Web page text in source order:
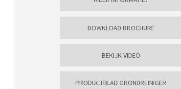
DOWNLOAD BROCHURE
BEKIJK VIDEO
PRODUCTBLAD GRONDREINIGER